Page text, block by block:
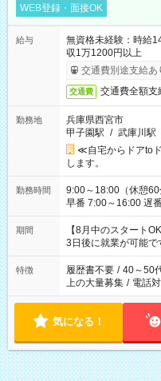
WEB登録・面接OK
給与
無資格未経験：時
収1万1200円以上
交通費別途支給あ
交通費 交通費全額支
勤務地
兵庫県西宮市
甲子園駅 / 武庫川駅
≪自宅からドアto
します。
勤務時間
9:00～18:00（休憩60分） ■ご希望があれば下記シフ
早番 7:00～16:00 遅番
と休みを合わせたい
「できれば残業はし
ね。 ※Wワーク希望の方へ 今ご覧のお仕事で希望する勤務時間
と、もう1つのお仕
合は応募できません。
期間
【8月中のスタート
3日後に就業が可能で
特徴 履歴書不要 / 40～50
上の大量募集 / 電話
気になる！